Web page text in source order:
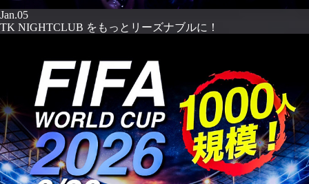
Jan.05
TK NIGHTCLUB をもっとリーズナブルに！